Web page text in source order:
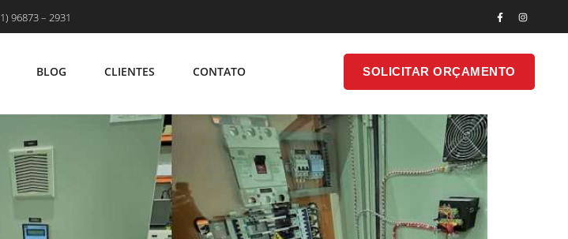
96873 – 2931
BLOG CLIENTES CONTATO SOLICITAR ORÇAMENTO
BLOG CLIENTES CONTATO
SOLICITAR
ORÇAMENTO
Empresas E Indústrias Utilizam Esses Painéis